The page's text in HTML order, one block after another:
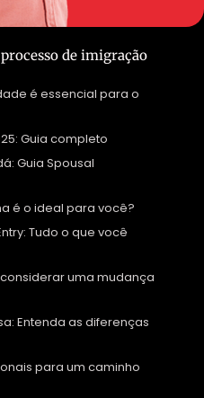
de imigração
é essencial para o
Guia completo
Guia Spousal
é o ideal para você?
Tudo o que você
uma mudança
Entenda as diferenças
para um caminho